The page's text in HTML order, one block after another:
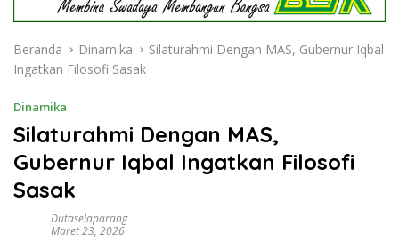
Beranda Dinamika
Silaturahmi Dengan MAS, Gubernur Iqbal
Ingatkan Filosofi Sasak
Dinamika
Silaturahmi Dengan MAS,
Gubernur Iqbal Ingatkan Filosofi
Sasak
Dutaselaparang
Maret 23, 2026